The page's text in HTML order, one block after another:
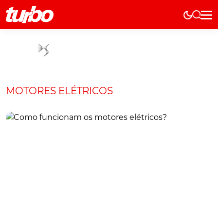
Elétricos
Testes
Comerciais
Curiosidades
MOTORES ELÉTRICOS